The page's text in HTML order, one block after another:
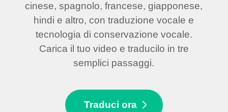
Altri strumenti
Vedi tutti gli strumenti
Video di Avatar
cinese, spagnolo, francese, giapponese,
hindi e altro, con traduzione vocale e
tecnologia di conservazione vocale.
Carica il tuo video e traducilo in tre
semplici passaggi.
Traduci ora